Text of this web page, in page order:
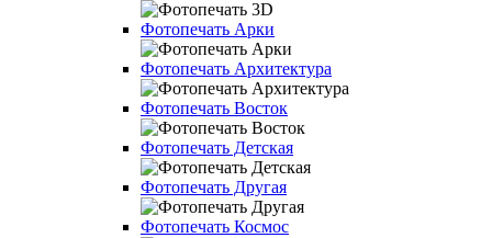
Фотопечать Арки
Фотопечать Архитектура
Фотопечать Восток
Фотопечать Детская
Фотопечать Другая
Фотопечать Космос